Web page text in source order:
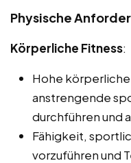
Physische
Körperliche Fitness:
Hohe körperliche
anstrengende
durchführen und
Fähigkeit,
vorzuführen und